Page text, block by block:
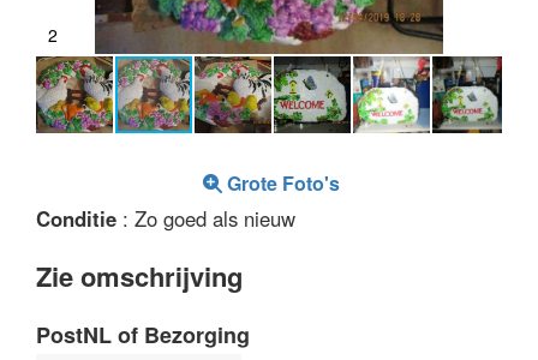
2
Grote Foto's
Conditie : Zo goed als nieuw
Zie omschrijving
PostNL of Bezorging